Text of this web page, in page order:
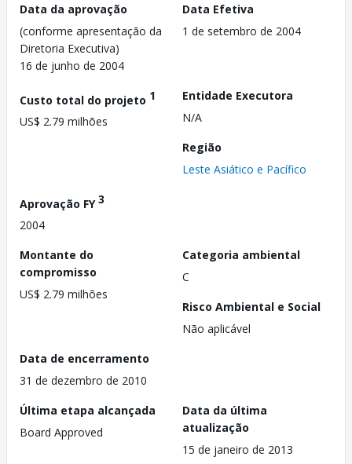
Data da aprovação
(conforme apresentação da
Diretoria Executiva)
16 de junho de 2004
Data Efetiva
1 de setembro de 2004
Custo total do projeto 1
US$ 2.79 milhões
Entidade Executora
N/A
Região
Leste Asiático e Pacífico
Aprovação FY3
2004
Montante do
compromisso
US$ 2.79 milhões
Categoria ambiental
C
Risco Ambiental e Social
Não aplicável
Data de encerramento
31 de dezembro de 2010
Última etapa alcançada
Board Approved
Data da última
atualização
15 de janeiro de 2013